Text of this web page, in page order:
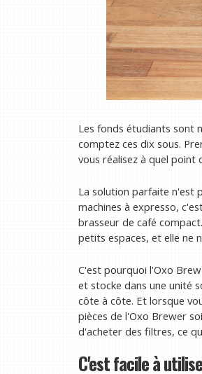
Les fonds étudiants sont
comptez ces dix sous.
vous réalisez à quel
La solution parfaite n'est
machines à expresso,
brasseur de café
petits espaces, et elle ne
C'est pourquoi l'Oxo
et stocke dans une unité
côte à côte. Et lorsque
pièces de l'Oxo Brewer
d'acheter des filtres, ce
C'est facile à